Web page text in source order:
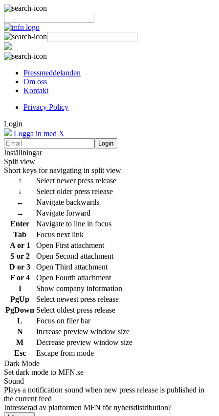
Pressmeddelanden
Om oss
Kontakt
Privacy Policy
Login
Logga in med X
Login
Inställningar
Split view
Short keys for navigating in split view
↑
Select newer press release
↓
Select older press release
←
Navigate backwards
→
Navigate forward
Enter
Navigate to line in focus
Tab
Focus next link
A or 1
Open First attachment
S or 2
Open Second attachment
D or 3
Open Third attachment
F or 4
Open Fourth attachment
I
Show company information
PgUp
Select newest press release
PgDown Select oldest press release
L
Focus on filer bar
N
Increase preview window size
M
Decrease preview window size
Esc
Escape from mode
Dark Mode
Set dark mode to MFN.se
Sound
Plays a notification sound when new press release is published in
the current feed
Intresserad av platformen MFN för nyhetsdistribution?